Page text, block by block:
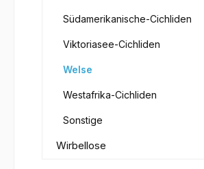
Südamerikanische-Cichliden
Viktoriasee-Cichliden
Welse
Westafrika-Cichliden
Sonstige
Wirbellose